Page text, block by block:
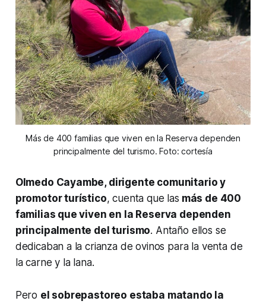
Más de 400 familias que viven en la Reserva dependen
principalmente del turismo. Foto: cortesía
Olmedo Cayambe, dirigente comunitario y
promotor turístico, cuenta que las más de 400
familias que viven en la Reserva dependen
principalmente del turismo. Antaño ellos se
dedicaban a la crianza de ovinos para la venta de
la carne y la lana.
Pero el sobrepastoreo estaba matando la